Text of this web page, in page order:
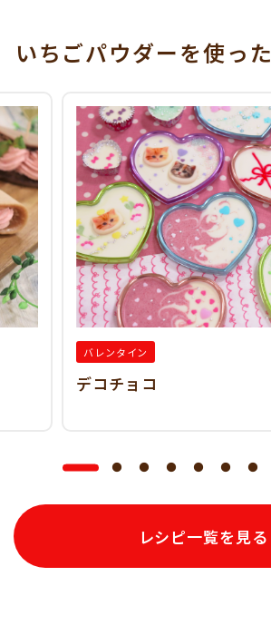
いちごパウダーを使った
バレンタイン
デコチョコ
レシピ一覧を見る